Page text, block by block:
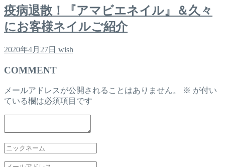
疫病退散！『アマビエネイル』＆久々
にお客様ネイルご紹介
2020年4月27日 wish
COMMENT
メールアドレスが公開されることはありません。 ※ が付い
ている欄は必須項目です